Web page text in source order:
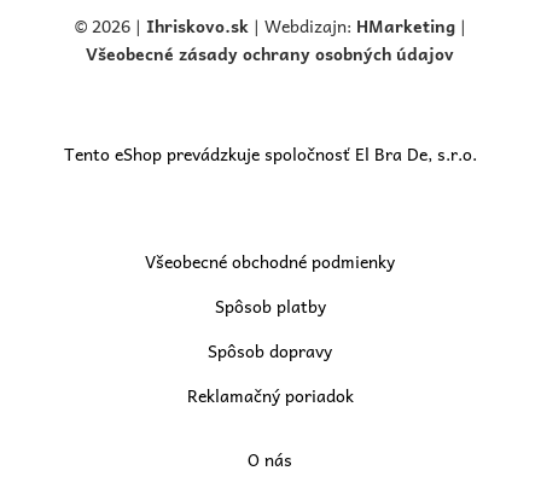
© 2026 | Ihriskovo.sk| Webdizajn: HMarketing |
Všeobecné zásady ochrany osobných údajov
Tento eShop prevádzkuje spoločnosť El Bra De, s.r.o.
Všeobecné obchodné podmienky
Spôsob platby
Spôsob dopravy
Reklamačný poriadok
O nás